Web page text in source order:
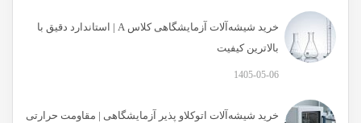
خرید شیشه‌آلات آزمایشگاهی کلاس A | استاندارد دقیق با
بالاترین کیفیت
1405-05-06
خرید شیشه‌آلات اتوکلاو پذیر آزمایشگاهی | مقاومت حرارتی